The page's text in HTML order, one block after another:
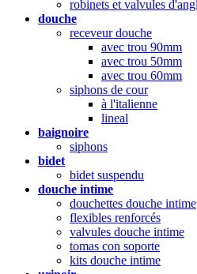
robinets et valvules
douche
receveur douche
avec trou 90mm
avec trou 50mm
avec trou 60mm
siphons de cour
à l'italienne
lineal
baignoire
siphons
bidet
bidet suspendu
douche intime
douchettes douche intime
flexibles renforcés
valvules douche intime
tomas con soporte
kits douche intime